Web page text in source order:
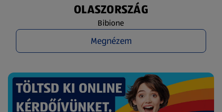
OLASZORSZÁG
Bibione
Megnézem